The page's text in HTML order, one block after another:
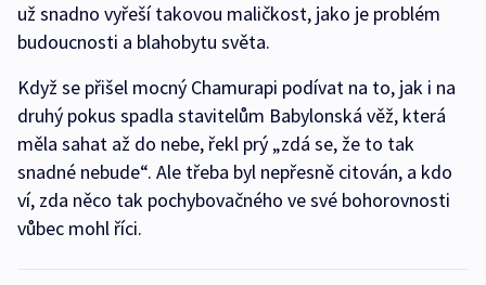
už snadno vyřeší takovou maličkost, jako je problém
budoucnosti a blahobytu světa.
Když se přišel mocný Chamurapi podívat na to, jak i na
druhý pokus spadla stavitelům Babylonská věž, která
měla sahat až do nebe, řekl prý „zdá se, že to tak
snadné nebude“. Ale třeba byl nepřesně citován, a kdo
ví, zda něco tak pochybovačného ve své bohorovnosti
vůbec mohl říci.